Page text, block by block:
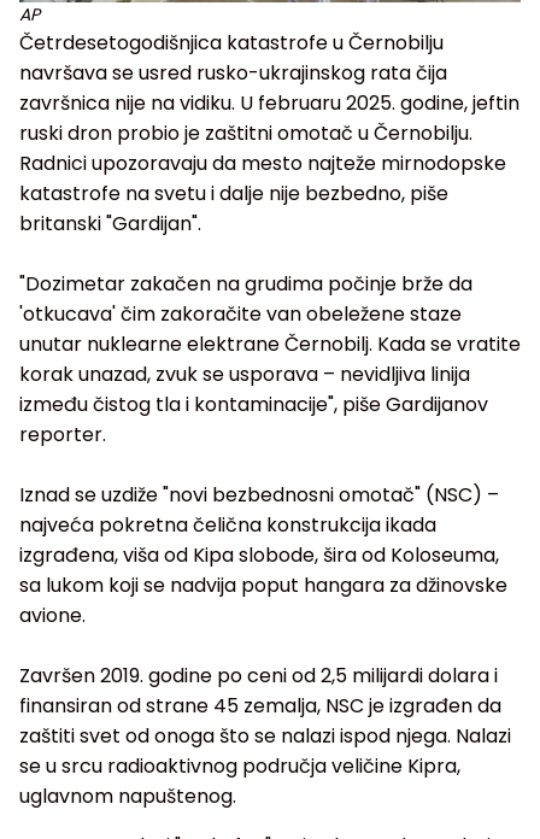
AP
Četrdesetogodišnjica katastrofe u Černobilju
navršava se usred rusko-ukrajinskog rata čija
završnica nije na vidiku. U februaru 2025. godine, jeftin
ruski dron probio je zaštitni omotač u Černobilju.
Radnici upozoravaju da mesto najteže mirnodopske
katastrofe na svetu i dalje nije bezbedno, piše
britanski "Gardijan".
"Dozimetar zakačen na grudima počinje brže da
'otkucava' čim zakoračite van obeležene staze
unutar nuklearne elektrane Černobilj. Kada se vratite
korak unazad, zvuk se usporava – nevidljiva linija
između čistog tla i kontaminacije", piše Gardijanov
reporter.
Iznad se uzdiže "novi bezbednosni omotač" (NSC) –
najveća pokretna čelična konstrukcija ikada
izgrađena, viša od Kipa slobode, šira od Koloseuma,
sa lukom koji se nadvija poput hangara za džinovske
avione.
Završen 2019. godine po ceni od 2,5 milijardi dolara i
finansiran od strane 45 zemalja, NSC je izgrađen da
zaštiti svet od onoga što se nalazi ispod njega. Nalazi
se u srcu radioaktivnog područja veličine Kipra,
uglavnom napuštenog.